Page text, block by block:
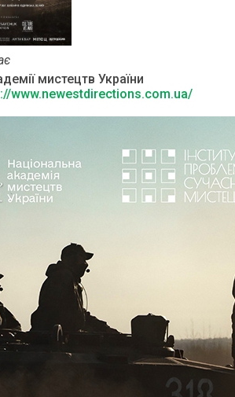
мистецтв України
www.newestdirections.com.ua/